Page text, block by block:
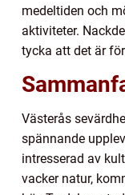
medeltiden och
aktiviteter.
tycka att det är
Västerås
spännande
intresserad av
vacker natur,